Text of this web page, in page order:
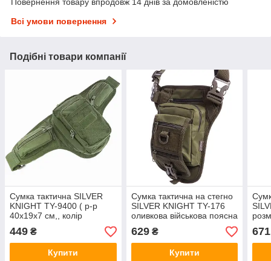
Всі умови повернення
Подібні товари компанії
Сумка тактична SILVER
KNIGHT TY-9400 ( р-р
40х19х7 см,, колір
449 ₴
Купити
Сумка тактична на стегно
SILVER KNIGHT TY-176
оливкова військова поясна
629₴
Купити
671